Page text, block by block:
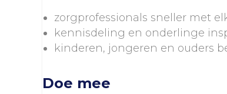
zorgprofessionals sneller met
kennisdeling en onderlinge
kinderen, jongeren en ouders
Doe mee